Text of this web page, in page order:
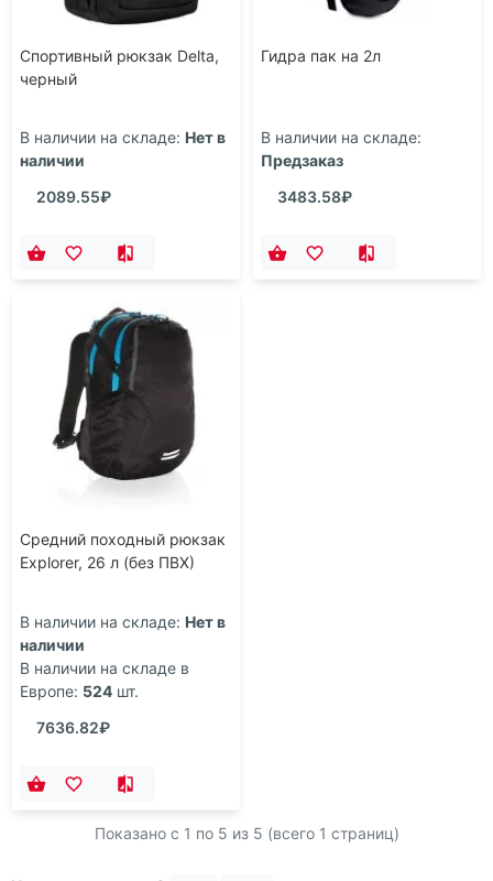
Спортивный рюкзак Delta,
черный
В наличии на складе: Нет в
наличии
2089.55₽
Гидра пак на 2л
В наличии на складе:
Предзаказ
3483.58₽
Средний походный рюкзак
Explorer, 26 л (без ПВХ)
В наличии на складе: Нет в
наличии
В наличии на складе в
Европе: 524 шт.
7636.82₽
Показано с 1 по 5 из 5 (всего 1 страниц)